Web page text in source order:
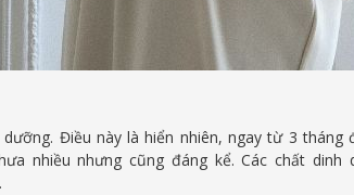
Điều này là hiển nhiên, ngay từ 3 tháng
nhiều nhưng cũng đáng kể. Các chất dinh